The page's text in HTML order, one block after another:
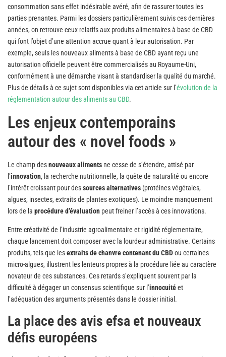
consommation sans effet indésirable avéré, afin de rassurer toutes les
parties prenantes. Parmi les dossiers particulièrement suivis ces dernières
années, on retrouve ceux relatifs aux produits alimentaires à base de CBD
qui font l’objet d’une attention accrue quant à leur autorisation. Par
exemple, seuls les nouveaux aliments à base de CBD ayant reçu une
autorisation officielle peuvent être commercialisés au Royaume-Uni,
conformément à une démarche visant à standardiser la qualité du marché.
Plus de détails à ce sujet sont disponibles via cet article sur l’évolution de la
réglementation autour des aliments au CBD.
Les enjeux contemporains
autour des « novel foods »
Le champ desnouveaux aliments ne cesse de s’étendre, attisé par
l’innovation, la recherche nutritionnelle, la quête de naturalité ou encore
l’intérêt croissant pour dessources alternatives (protéines végétales,
algues, insectes, extraits de plantes exotiques). Le moindre manquement
lors de la procédure d’évaluation peut freiner l’accès à ces innovations.
Entre créativité de l’industrie agroalimentaire et rigidité réglementaire,
chaque lancement doit composer avec la lourdeur administrative. Certains
produits, tels que lesextraits de chanvre contenant du CBDou certaines
micro-algues, illustrent les lenteurs propres à la procédure liée au caractère
novateur de ces substances. Ces retards s’expliquent souvent par la
difficulté à dégager un consensus scientifique sur l’innocuitéet
l’adéquation des arguments présentés dans le dossier initial.
La place des avis efsa et nouveaux
défis européens